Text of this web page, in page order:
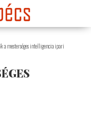
a mesterséges intelligencia ipari